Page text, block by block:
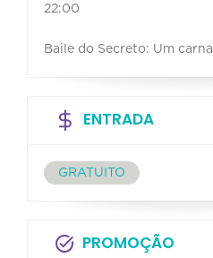
22:00
Baile do Secreto: Um
ENTRADA
GRATUITO
PROMOÇÃO